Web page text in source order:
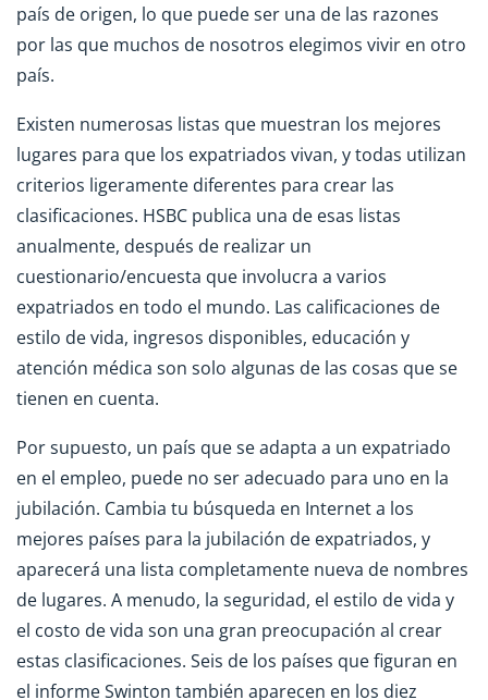
país de origen, lo que puede ser una de las razones
por las que muchos de nosotros elegimos vivir en otro
país.
Existen numerosas listas que muestran los mejores
lugares para que los expatriados vivan, y todas utilizan
criterios ligeramente diferentes para crear las
clasificaciones. HSBC publica una de esas listas
anualmente, después de realizar un
cuestionario/encuesta que involucra a varios
expatriados en todo el mundo. Las calificaciones de
estilo de vida, ingresos disponibles, educación y
atención médica son solo algunas de las cosas que se
tienen en cuenta.
Por supuesto, un país que se adapta a un expatriado
en el empleo, puede no ser adecuado para uno en la
jubilación. Cambia tu búsqueda en Internet a los
mejores países para la jubilación de expatriados, y
aparecerá una lista completamente nueva de nombres
de lugares. A menudo, la seguridad, el estilo de vida y
el costo de vida son una gran preocupación al crear
estas clasificaciones. Seis de los países que figuran en
el informe Swinton también aparecen en los diez